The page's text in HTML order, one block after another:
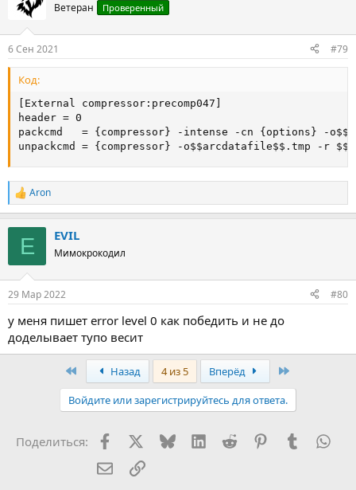
Ветеран Проверенный
6 Сен 2021 #79
Код:
[External compressor:precomp047]
header = 0
packcmd   = {compressor} -intense -cn {options} -
unpackcmd = {compressor} -o$$arcdatafile$$.tmp -r
Р
е
Aron
E EVIL
Мимокрокодил
29 Мар 2022 #80
у меня пишет error level 0 как победить и не до
доделывает тупо весит
Назад 4 из 5 Вперёд
Войдите или зарегистрируйтесь для ответа.
Поделиться: FacebookX (Twitter)
BlueskyLinkedInReddit PinterestTumblr
Электронная почта
Ссылка